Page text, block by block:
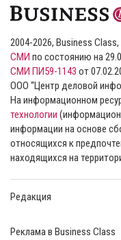
2004-2026, Business Class,
СМИ по состоянию на
СМИ ПИ59-1143 от
ООО “Центр деловой
На информационном
технологии
информации на основе
относящихся к
находящихся на
Редакция
Реклама в Business Class